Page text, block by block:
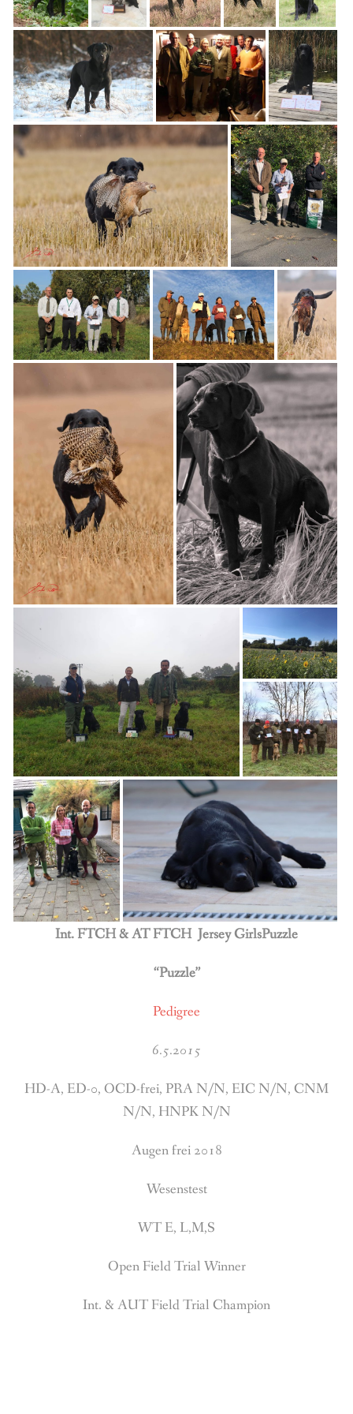
BREEDING
CONTACT
Int. FTCH & AT FTCH Jersey GirlsPuzzle
“Puzzle”
Pedigree
6.5.2015
HD-A, ED-0, OCD-frei, PRA N/N, EIC N/N, CNM
N/N, HNPK N/N
Augen frei 2018
Wesenstest
WT E, L,M,S
Open Field Trial Winner
Int. & AUT Field Trial Champion